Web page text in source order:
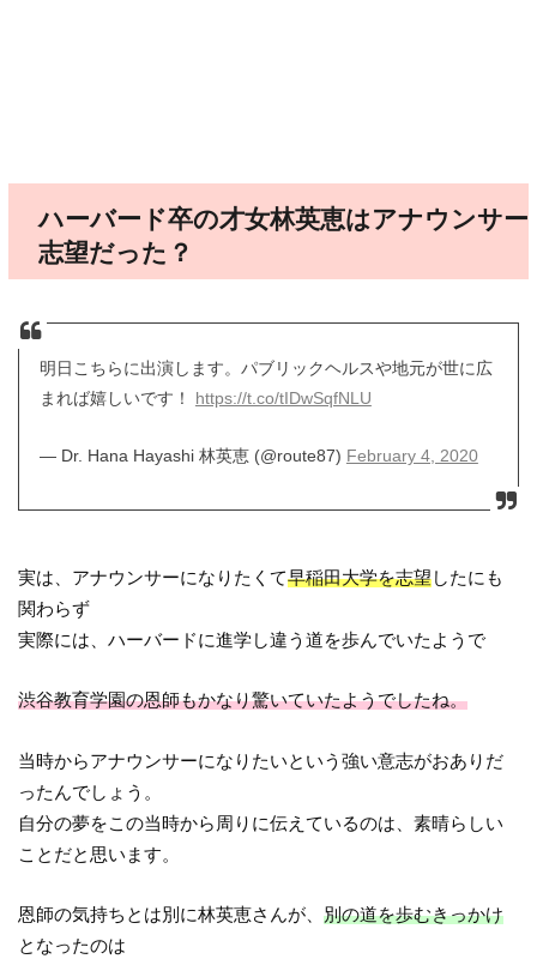
ハーバード卒の才女林英恵はアナウンサー
志望だった？
明日こちらに出演します。パブリックヘルスや地元が世に広
まれば嬉しいです！ https://t.co/tIDwSqfNLU
— Dr. Hana Hayashi 林英恵 (@route87) February 4, 2020
実は、アナウンサーになりたくて早稲田大学を志望したにも
関わらず
実際には、ハーバードに進学し違う道を歩んでいたようで
渋谷教育学園の恩師もかなり驚いていたようでしたね。
当時からアナウンサーになりたいという強い意志がおありだ
ったんでしょう。
自分の夢をこの当時から周りに伝えているのは、素晴らしい
ことだと思います。
恩師の気持ちとは別に林英恵さんが、別の道を歩むきっかけ
となったのは